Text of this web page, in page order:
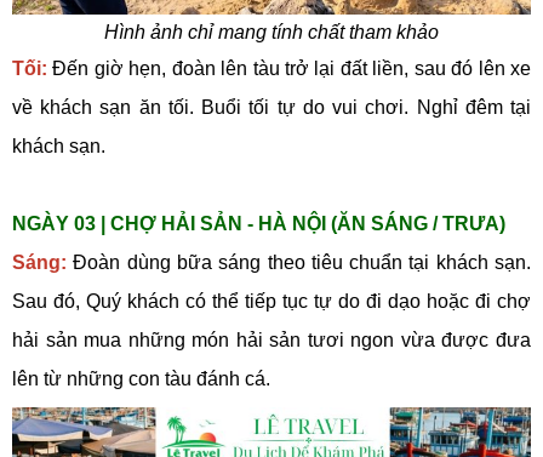
Hình ảnh chỉ mang tính chất tham khảo
Tối: Đến giờ hẹn, đoàn lên tàu trở lại đất liền, sau đó lên xe
về khách sạn ăn tối. Buổi tối tự do vui chơi. Nghỉ đêm tại
khách sạn.
NGÀY 03 | CHỢ HẢI SẢN - HÀ NỘI (ĂN SÁNG / TRƯA)
Sáng: Đoàn dùng bữa sáng theo tiêu chuẩn tại khách sạn.
Sau đó, Quý khách có thể tiếp tục tự do đi dạo hoặc đi chợ
hải sản mua những món hải sản tươi ngon vừa được đưa
lên từ những con tàu đánh cá.